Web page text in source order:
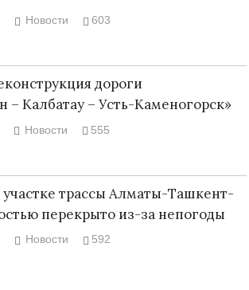
Новости 603
дороги
– Калбатау – Усть-Каменогорск»
Новости 555
трассы Алматы-Ташкент-
перекрыто из-за непогоды
Новости 592